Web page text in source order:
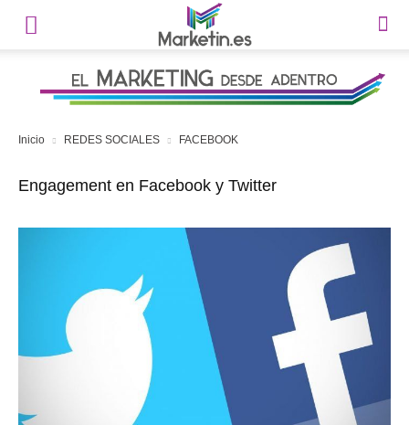
Inicio REDES SOCIALES FACEBOOK
Engagement en Facebook y Twitter